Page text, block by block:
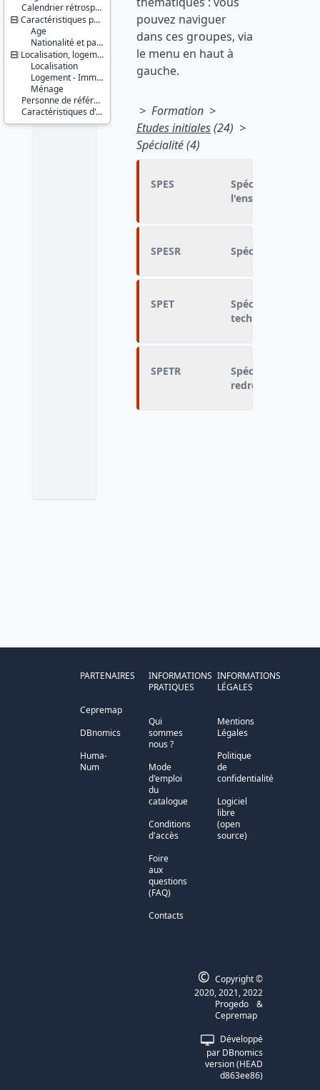
Calendrier rétrospectif d'activité
Caractéristiques personnelles
Age
Nationalité et pays de naissance
Localisation, logement, ménage
Localisation
Logement - Immeuble
Ménage
Personne de référence du ménage
Caractéristiques d'enquête
Progedo-
Adisp
pouvez naviguer
dans ces groupes, via
le menu en haut à
gauche.
> Formation >
Etudes initiales(24) >
Spécialité (4)
SPES
Spécialité du
l'enseignement
SPESR Spécialité
SPET
Spécialité du
technique (93
SPETR
Spécialité
redressée
PARTENAIRES
Cepremap
DBnomics
Huma-
Num
INFORMATIONS
PRATIQUES
Qui
sommes
nous ?
Mode
d'emploi
du
catalogue
Conditions
d'accès
Foire
aux
questions
(FAQ)
Contacts
INFORMATIONS
LÉGALES
Mentions
Légales
Politique
de
confidentialité
Logiciel
libre
(open
source)
Développé
par DBnomics
version (HEAD
d863ee86)
© Copyright ©
2020, 2021, 2022
Progedo
&
Cepremap